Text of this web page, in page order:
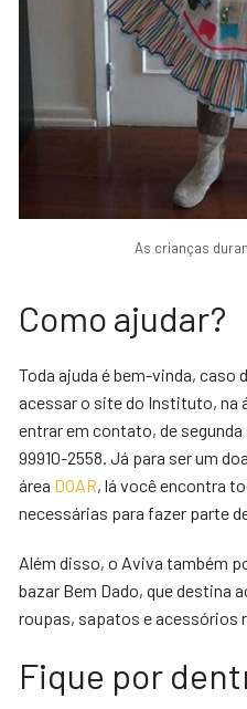
As crianças
Como ajudar?
Toda ajuda é bem-vinda, caso
acessar o site do Instituto, na
entrar em contato, de
99910-2558. Já para ser um
área DOAR, lá você encontra
necessárias para fazer parte
Além disso, o Aviva também
bazar Bem Dado, que destina
roupas, sapatos e acessórios
Fique por